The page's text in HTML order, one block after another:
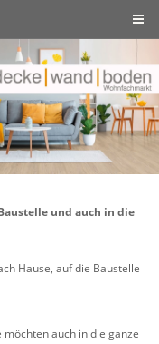
und auch in die
Hause, auf die Baustelle
auch in die ganze